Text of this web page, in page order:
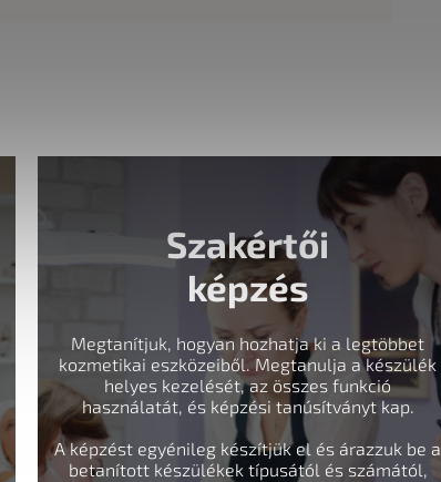
Szakértői
képzés
Megtanítjuk, hogyan hozhatja ki a legtöbbet
kozmetikai eszközeiből. Megtanulja a készülék
helyes kezelését, az összes funkció
használatát, és képzési tanúsítványt kap.
A képzést egyénileg készítjük el és árazzuk be a
betanított készülékek típusától és számától,